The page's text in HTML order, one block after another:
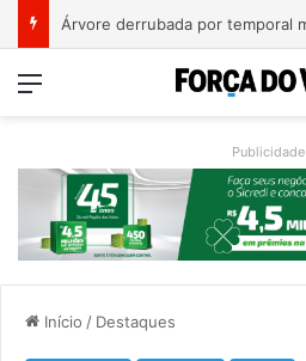
Menu
Publicidade
Início / Destaques